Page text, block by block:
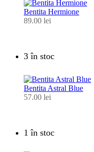
Bentita Hermione
89.00 lei
3 în stoc
Bentita Astral Blue
57.00 lei
1 în stoc